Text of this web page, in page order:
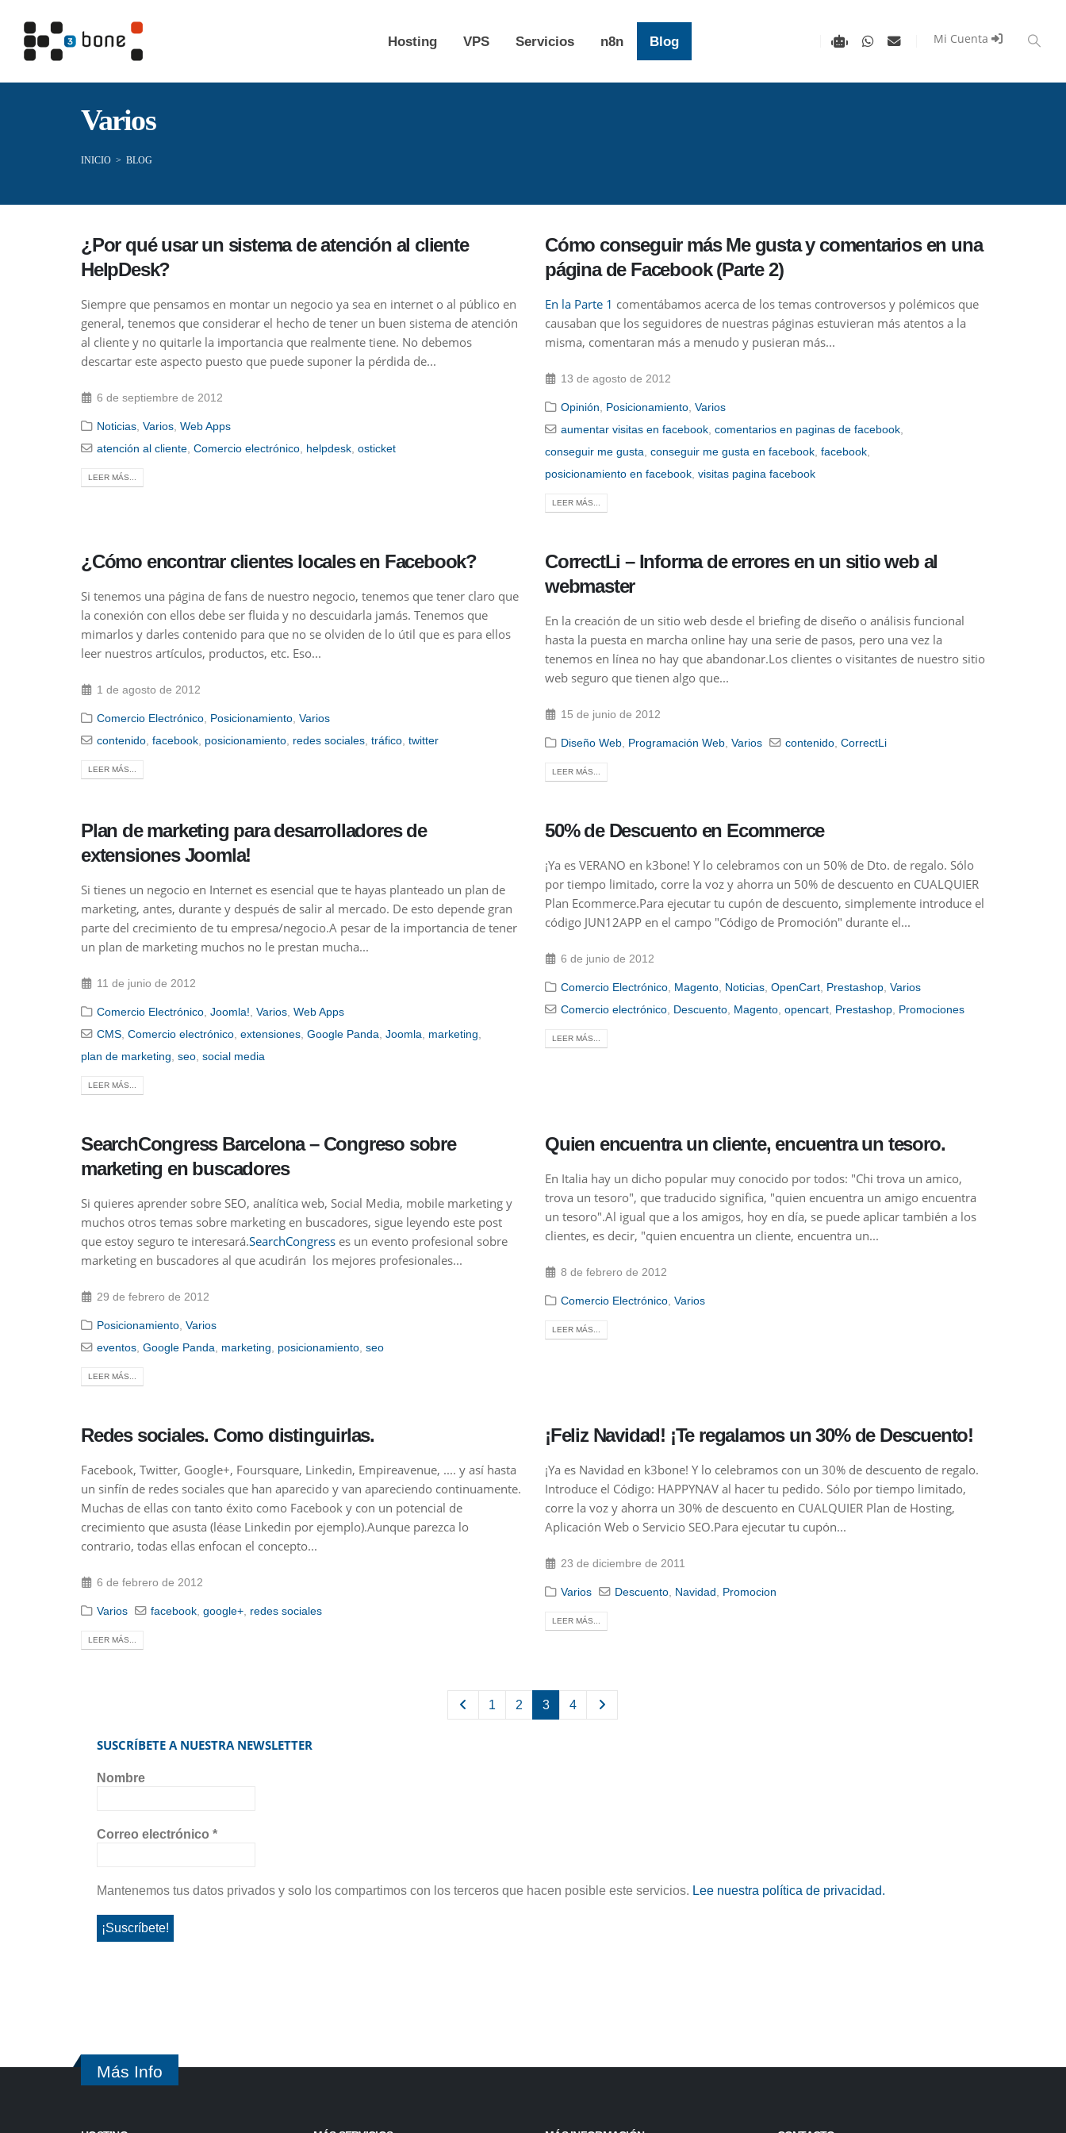
Hosting VPS Servicios n8n Blog Mi Cuenta
Varios
INICIO > BLOG
¿Por qué usar un sistema de atención al cliente
HelpDesk?
Siempre que pensamos en montar un negocio ya sea en internet o al público en
general, tenemos que considerar el hecho de tener un buen sistema de atención
al cliente y no quitarle la importancia que realmente tiene. No debemos
descartar este aspecto puesto que puede suponer la pérdida de...
6 de septiembre de 2012
Noticias ,Varios ,Web Apps
atención al cliente ,Comercio electrónico helpdesk ,osticket
LEER MÁS...
Cómo conseguir más Me gusta y comentarios en una
página de Facebook (Parte 2)
En la Parte 1 comentábamos acerca de los temas controversos y polémicos que
causaban que los seguidores de nuestras páginas estuvieran más atentos a la
misma, comentaran más a menudo y pusieran más...
13 de agosto de 2012
Opinión Posicionamiento ,Varios
aumentar visitas en facebook ,comentarios en paginas de facebook
conseguir me gusta conseguir me gusta en facebook facebook
posicionamiento en facebook visitas pagina facebook
LEER MÁS...
¿Cómo encontrar clientes locales en Facebook?
Si tenemos una página de fans de nuestro negocio, tenemos que tener claro que
la conexión con ellos debe ser fluida y no descuidarla jamás. Tenemos que
mimarlos y darles contenido para que no se olviden de lo útil que es para ellos
leer nuestros artículos, productos, etc. Eso...
1 de agosto de 2012
Comercio Electrónico Posicionamiento ,Varios
contenido ,facebook posicionamiento redes sociales ,tráfico ,twitter
LEER MÁS...
CorrectLi – Informa de errores en un sitio web al
webmaster
En la creación de un sitio web desde el briefing de diseño o análisis funcional
hasta la puesta en marcha online hay una serie de pasos, pero una vez la
tenemos en línea no hay que abandonar.Los clientes o visitantes de nuestro sitio
web seguro que tienen algo que...
15 de junio de 2012
Diseño Web Programación Web ,Varios contenido, CorrectLi
LEER MÁS...
Plan de marketing para desarrolladores de
extensiones Joomla!
Si tienes un negocio en Internet es esencial que te hayas planteado un plan de
marketing, antes, durante y después de salir al mercado. De esto depende gran
parte del crecimiento de tu empresa/negocio.A pesar de la importancia de tener
un plan de marketing muchos no le prestan mucha...
11 de junio de 2012
Comercio Electrónico ,Joomla! ,Varios ,Web Apps
CMS ,Comercio electrónico ,extensiones ,Google Panda ,Joomla marketing
plan de marketing seo social media
LEER MÁS...
50% de Descuento en Ecommerce
¡Ya es VERANO en k3bone! Y lo celebramos con un 50% de Dto. de regalo. Sólo
por tiempo limitado, corre la voz y ahorra un 50% de descuento en CUALQUIER
Plan Ecommerce.Para ejecutar tu cupón de descuento, simplemente introduce el
código JUN12APP en el campo "Código de Promoción" durante el...
6 de junio de 2012
Comercio Electrónico Magento Noticias ,OpenCart Prestashop ,Varios
Comercio electrónico Descuento Magento ,opencart Prestashop Promociones
LEER MÁS...
SearchCongress Barcelona – Congreso sobre
marketing en buscadores
Si quieres aprender sobre SEO, analítica web, Social Media, mobile marketing y
muchos otros temas sobre marketing en buscadores, sigue leyendo este post
que estoy seguro te interesará.SearchCongress es un evento profesional sobre
marketing en buscadores al que acudirán los mejores profesionales...
29 de febrero de 2012
Posicionamiento ,Varios
eventos ,Google Panda marketing posicionamiento ,seo
LEER MÁS...
Quien encuentra un cliente, encuentra un tesoro.
En Italia hay un dicho popular muy conocido por todos: "Chi trova un amico,
trova un tesoro", que traducido significa, "quien encuentra un amigo encuentra
un tesoro".Al igual que a los amigos, hoy en día, se puede aplicar también a los
clientes, es decir, "quien encuentra un cliente, encuentra un...
8 de febrero de 2012
Comercio Electrónico ,Varios
LEER MÁS...
Redes sociales. Como distinguirlas.
Facebook, Twitter, Google+, Foursquare, Linkedin, Empireavenue, .... y así hasta
un sinfín de redes sociales que han aparecido y van apareciendo continuamente.
Muchas de ellas con tanto éxito como Facebook y con un potencial de
crecimiento que asusta (léase Linkedin por ejemplo).Aunque parezca lo
contrario, todas ellas enfocan el concepto...
6 de febrero de 2012
Varios facebook, google+, redes sociales
LEER MÁS...
¡Feliz Navidad! ¡Te regalamos un 30% de Descuento!
¡Ya es Navidad en k3bone! Y lo celebramos con un 30% de descuento de regalo.
Introduce el Código: HAPPYNAV al hacer tu pedido. Sólo por tiempo limitado,
corre la voz y ahorra un 30% de descuento en CUALQUIER Plan de Hosting,
Aplicación Web o Servicio SEO.Para ejecutar tu cupón...
23 de diciembre de 2011
Varios Descuento, Navidad Promocion
LEER MÁS...
1 2 3 4
SUSCRÍBETE A NUESTRA NEWSLETTER
Nombre
Correo electrónico *
Mantenemos tus datos privados y solo los compartimos con los terceros que hacen posible este servicios. Lee nuestra política de privacidad.
Más Info